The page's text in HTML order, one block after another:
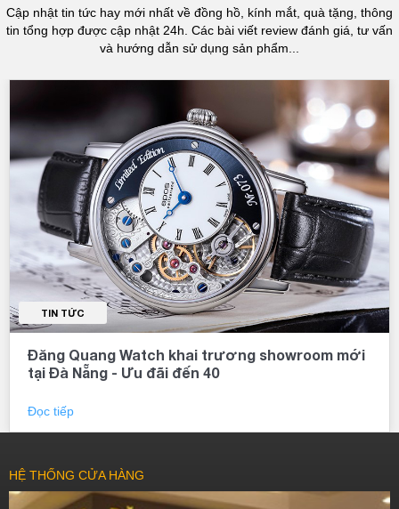
Cập nhật tin tức hay mới nhất về đồng hồ, kính mắt, quà tặng, thông
tin tổng hợp được cập nhật 24h. Các bài viết review đánh giá, tư vấn
và hướng dẫn sử dụng sản phẩm...
TIN TỨC
Đăng Quang Watch khai trương showroom mới
tại Đà Nẵng - Ưu đãi đến 40
Đọc tiếp
HỆ THỐNG CỬA HÀNG